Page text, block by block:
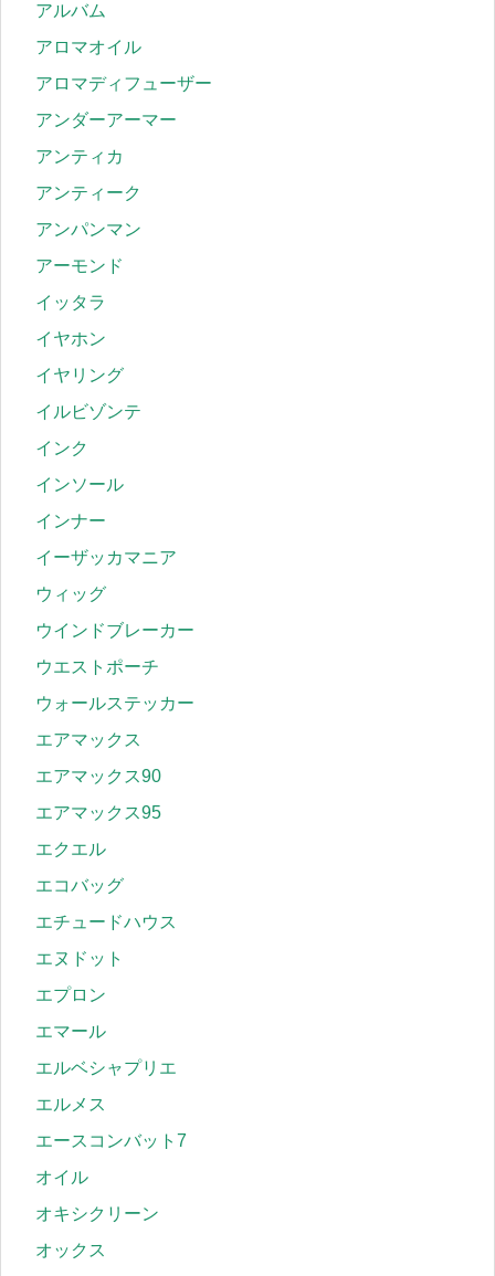
アルバム
アロマオイル
アロマディフューザー
アンダーアーマー
アンティカ
アンティーク
アンパンマン
アーモンド
イッタラ
イヤホン
イヤリング
イルビゾンテ
インク
インソール
インナー
イーザッカマニア
ウィッグ
ウインドブレーカー
ウエストポーチ
ウォールステッカー
エアマックス
エアマックス90
エアマックス95
エクエル
エコバッグ
エチュードハウス
エヌドット
エプロン
エマール
エルベシャプリエ
エルメス
エースコンバット7
オイル
オキシクリーン
オックス